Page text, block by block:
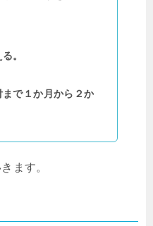
。
で１か月から２か
ます。